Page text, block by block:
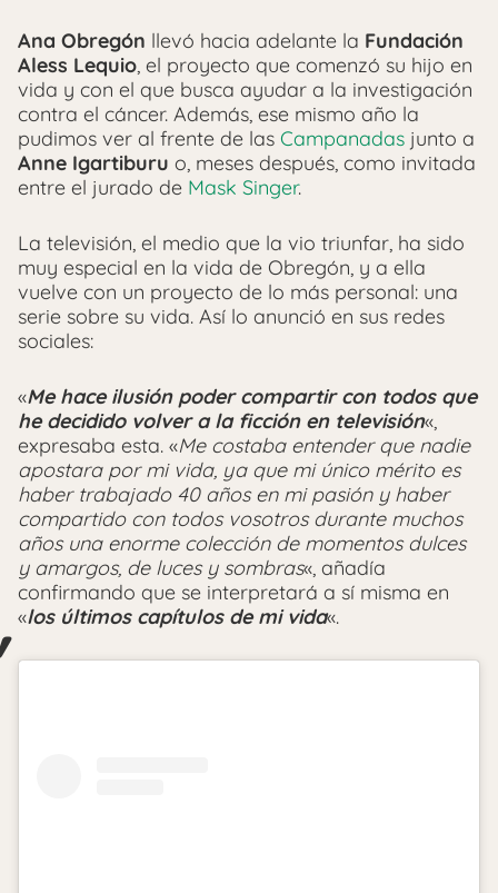
Ana Obregón llevó hacia adelante la Fundación
Aless Lequio, el proyecto que comenzó su hijo en
vida y con el que busca ayudar a la investigación
contra el cáncer. Además, ese mismo año la
pudimos ver al frente de las Campanadas junto a
Anne Igartiburu o, meses después, como invitada
entre el jurado de Mask Singer.
La televisión, el medio que la vio triunfar, ha sido
muy especial en la vida de Obregón, y a ella
vuelve con un proyecto de lo más personal: una
serie sobre su vida. Así lo anunció en sus redes
sociales:
«Me hace ilusión poder compartir con todos que
he decidido volver a la ficción en televisión«,
expresaba esta. «Me costaba entender que nadie
apostara por mi vida, ya que mi único mérito es
haber trabajado 40 años en mi pasión y haber
compartido con todos vosotros durante muchos
años una enorme colección de momentos dulces
y amargos, de luces y sombras«, añadía
confirmando que se interpretará a sí misma en
«los últimos capítulos de mi vida«.